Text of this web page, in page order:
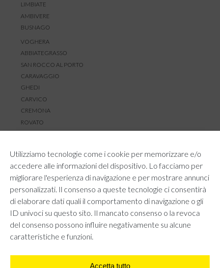
Utilizziamo tecnologie come i cookie per memorizzare e/o
accedere alle informazioni del dispositivo. Lo facciamo per
migliorare l'esperienza di navigazione e per mostrare annunci
personalizzati. Il consenso a queste tecnologie ci consentirà
di elaborare dati quali il comportamento di navigazione o gli
ID univoci su questo sito. Il mancato consenso o la revoca
del consenso possono influire negativamente su alcune
caratteristiche e funzioni.
Accetta tutto
LIMBIATE
AMBIVERE
BUSNAGO
VOGHERA
ABBIATEGRASSO
SAN ROCCO AL PORTO
CARAVAGGIO
GHEDI
CARVICO
CREMONA
ROVATO
RESI E RIMBORSI
REGOLAMENTO LOYALTY
CONTATTACI
PRIVACY POLICY COOKIE POLICY